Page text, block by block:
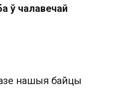
ў чалавечай
нашыя байцы